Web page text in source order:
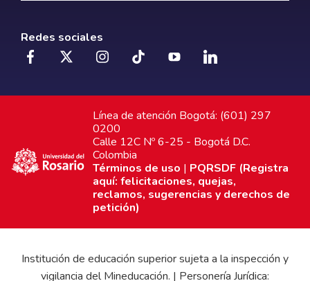
Redes sociales
Línea de atención Bogotá: (601) 297
0200
Calle 12C Nº 6-25 - Bogotá D.C.
Colombia
Términos de uso | PQRSDF (Registra
aquí: felicitaciones, quejas,
reclamos, sugerencias y derechos de
petición)
Institución de educación superior sujeta a la inspección y
vigilancia del Mineducación. | Personería Jurídica: